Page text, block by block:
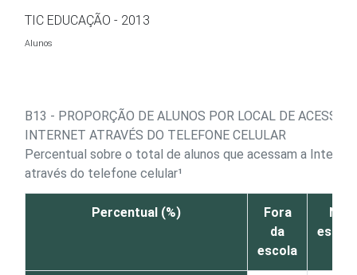
Ir para o conteúdo
TIC EDUCAÇÃO - 2013
Alunos
B13 - PROPORÇÃO DE ALUNOS POR LOCAL DE ACESSO À
INTERNET ATRAVÉS DO TELEFONE CELULAR
Percentual sobre o total de alunos que acessam a Internet
através do telefone celular¹
Percentual (%)
Fora
da
escola
Na
escola